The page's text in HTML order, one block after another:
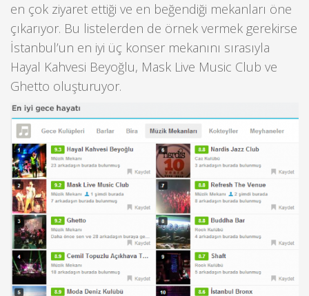
en çok ziyaret ettiği ve en beğendiği mekanları öne
çıkarıyor. Bu listelerden de örnek vermek gerekirse
İstanbul’un en iyi üç konser mekanını sırasıyla
Hayal Kahvesi Beyoğlu, Mask Live Music Club ve
Ghetto oluşturuyor.